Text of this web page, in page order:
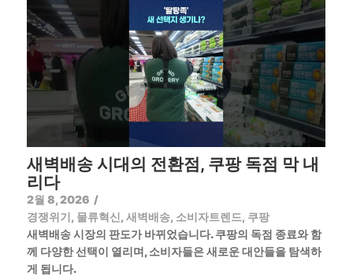
새벽배송 시대의 전환점, 쿠팡 독점 막 내
리다
2월 8, 2026 /
경쟁위기, 물류혁신, 새벽배송, 소비자트렌드, 쿠팡
새벽배송 시장의 판도가 바뀌었습니다. 쿠팡의 독점 종료와 함
께 다양한 선택이 열리며, 소비자들은 새로운 대안들을 탐색하
게 됩니다.